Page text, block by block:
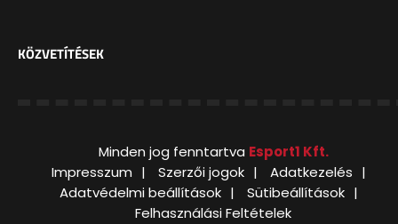
KÖZVETÍTÉSEK
Minden jog fenntartva Esport1 Kft.
Impresszum
Szerzői jogok
Adatkezelés
Adatvédelmi beállítások
Sütibeállítások
Felhasználási Feltételek